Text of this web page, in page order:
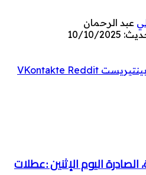
عبد الرحمان
10/2025
بينتيريست
اليوم الإثنين :عطلات